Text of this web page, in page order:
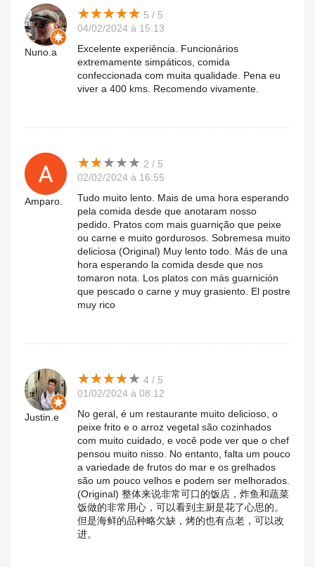
Nuno.a
★★★★★
★★★★★ 5 / 5
04/02/2024 à 15:13
Excelente experiência. Funcionários
extremamente simpáticos, comida
confeccionada com muita qualidade. Pena eu
viver a 400 kms. Recomendo vivamente.
Amparo.
★★★★★
★★★★★ 2 / 5
02/02/2024 à 16:55
Tudo muito lento. Mais de uma hora esperando
pela comida desde que anotaram nosso
pedido. Pratos com mais guarnição que peixe
ou carne e muito gordurosos. Sobremesa muito
deliciosa (Original) Muy lento todo. Más de una
hora esperando la comida desde que nos
tomaron nota. Los platos con más guarnición
que pescado o carne y muy grasiento. El postre
muy rico
Justin.e
★★★★★
★★★★★ 4 / 5
01/02/2024 à 08:12
No geral, é um restaurante muito delicioso, o
peixe frito e o arroz vegetal são cozinhados
com muito cuidado, e você pode ver que o chef
pensou muito nisso. No entanto, falta um pouco
a variedade de frutos do mar e os grelhados
são um pouco velhos e podem ser melhorados.
(Original) 整体来说非常可口的饭店，炸鱼和蔬菜
饭做的非常用心，可以看到主厨是花了心思的。
但是海鲜的品种略欠缺，烤的也有点老，可以改
进。